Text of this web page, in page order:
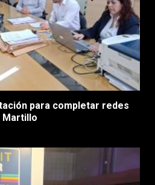
para completar redes
Martillo